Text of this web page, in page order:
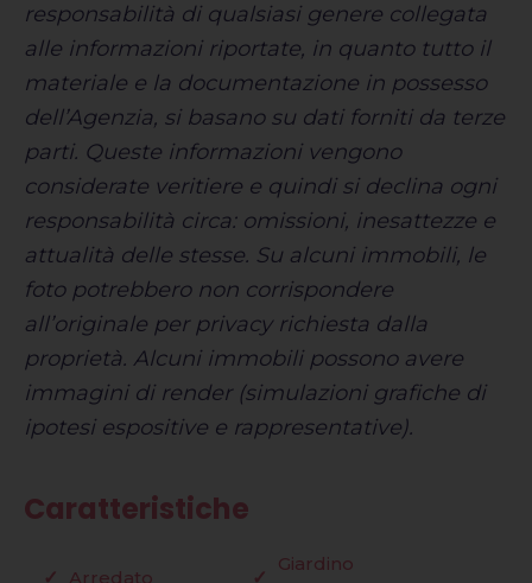
responsabilità di qualsiasi genere collegata
alle informazioni riportate, in quanto tutto il
materiale e la documentazione in possesso
dell’Agenzia, si basano su dati forniti da terze
parti. Queste informazioni vengono
considerate veritiere e quindi si declina ogni
responsabilità circa: omissioni, inesattezze e
attualità delle stesse. Su alcuni immobili, le
foto potrebbero non corrispondere
all’originale per privacy richiesta dalla
proprietà. Alcuni immobili possono avere
immagini di render (simulazioni grafiche di
ipotesi espositive e rappresentative).
Caratteristiche
Arredato
Giardino